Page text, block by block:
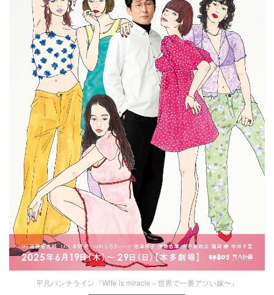
平凡パンチライン『Wife is miracle～世界で一番アツい嫁〜』